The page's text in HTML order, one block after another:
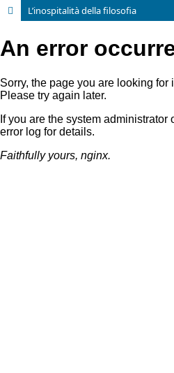
L’inospitalità della filosofia